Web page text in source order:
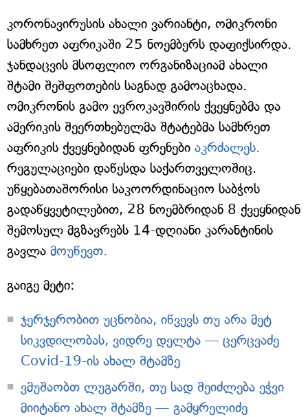
კორონავირუსის ახალი ვარიანტი, ომიკრონი
სამხრეთ აფრიკაში 25 ნოემბერს დაფიქსირდა.
ჯანდაცვის მსოფლიო ორგანიზაციამ ახალი
შტამი შეშფოთების საგნად გამოაცხადა.
ომიკრონის გამო ევროკავშირის ქვეყნებმა და
ამერიკის შეერთხებულმა შტატებმა სამხრეთ
აფრიკის ქვეყნებიდან ფრენები აკრძალეს.
რეგულაციები დაწესდა საქართველოშიც.
უწყებათაშორისი საკოორდინაციო საბჭოს
გადაწყვეტილებით, 28 ნოემბრიდან 8 ქვეყნიდან
შემოსულ მგზავრებს 14-დღიანი კარანტინის
გავლა მოუწევთ.
გაიგე მეტი:
ჯერჯერობით უცნობია, იწვევს თუ არა მეტ
სიკვდილობას, ვიდრე დელტა — ცერცვაძე
Covid-19-ის ახალ შტამზე
ვმუშაობთ ლუგარში, თუ სად შეიძლება ეჭვი
მიიტანო ახალ შტამზე — გამყრელიძე